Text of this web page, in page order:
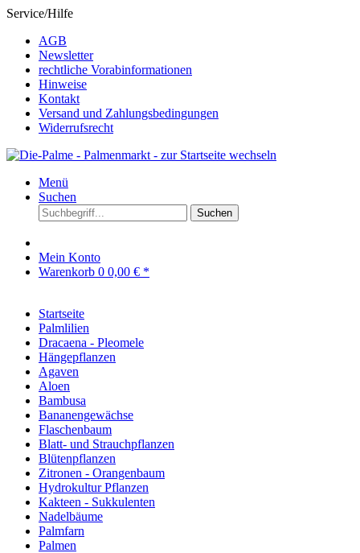
Service/Hilfe
AGB
Newsletter
rechtliche Vorabinformationen
Hinweise
Kontakt
Versand und Zahlungsbedingungen
Widerrufsrecht
Menü
Suchen
Suchen
Mein Konto
Warenkorb 0 0,00 € *
Startseite
Palmlilien
Dracaena - Pleomele
Hängepflanzen
Agaven
Aloen
Bambusa
Bananengewächse
Flaschenbaum
Blatt- und Strauchpflanzen
Blütenpflanzen
Zitronen - Orangenbaum
Hydrokultur Pflanzen
Kakteen - Sukkulenten
Nadelbäume
Palmfarn
Palmen